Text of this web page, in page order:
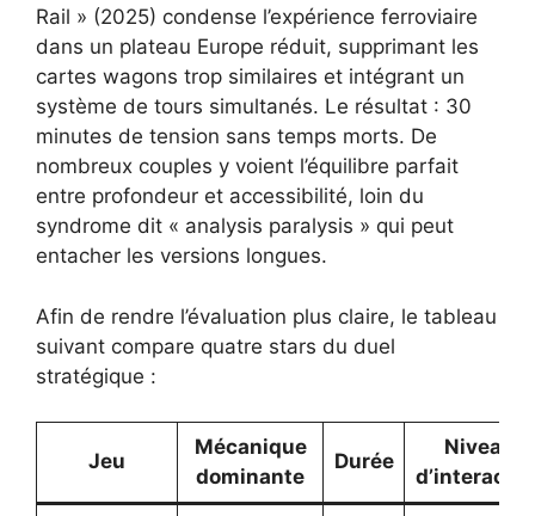
Rail » (2025) condense l’expérience ferroviaire
dans un plateau Europe réduit, supprimant les
cartes wagons trop similaires et intégrant un
système de tours simultanés. Le résultat : 30
minutes de tension sans temps morts. De
nombreux couples y voient l’équilibre parfait
entre profondeur et accessibilité, loin du
syndrome dit « analysis paralysis » qui peut
entacher les versions longues.
Afin de rendre l’évaluation plus claire, le tableau
suivant compare quatre stars du duel
stratégique :
Jeu
Mécanique
dominante
Durée
Niveau